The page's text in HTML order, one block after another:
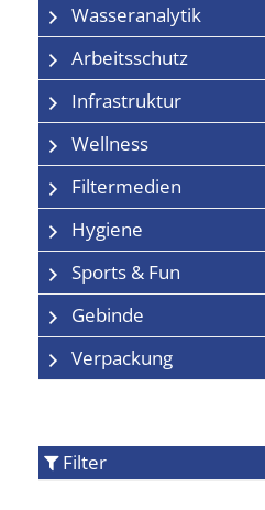
Wasseranalytik
Arbeitsschutz
Infrastruktur
Wellness
Filtermedien
Hygiene
Sports & Fun
Gebinde
Verpackung
Filter